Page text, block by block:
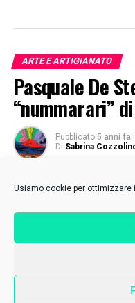
Usiamo cookie per ottimizzare
ARTE E ARTIGIANATO
Pasquale De
“nummarari”
Pubblicato 5 anni fa il
Di Sabrina